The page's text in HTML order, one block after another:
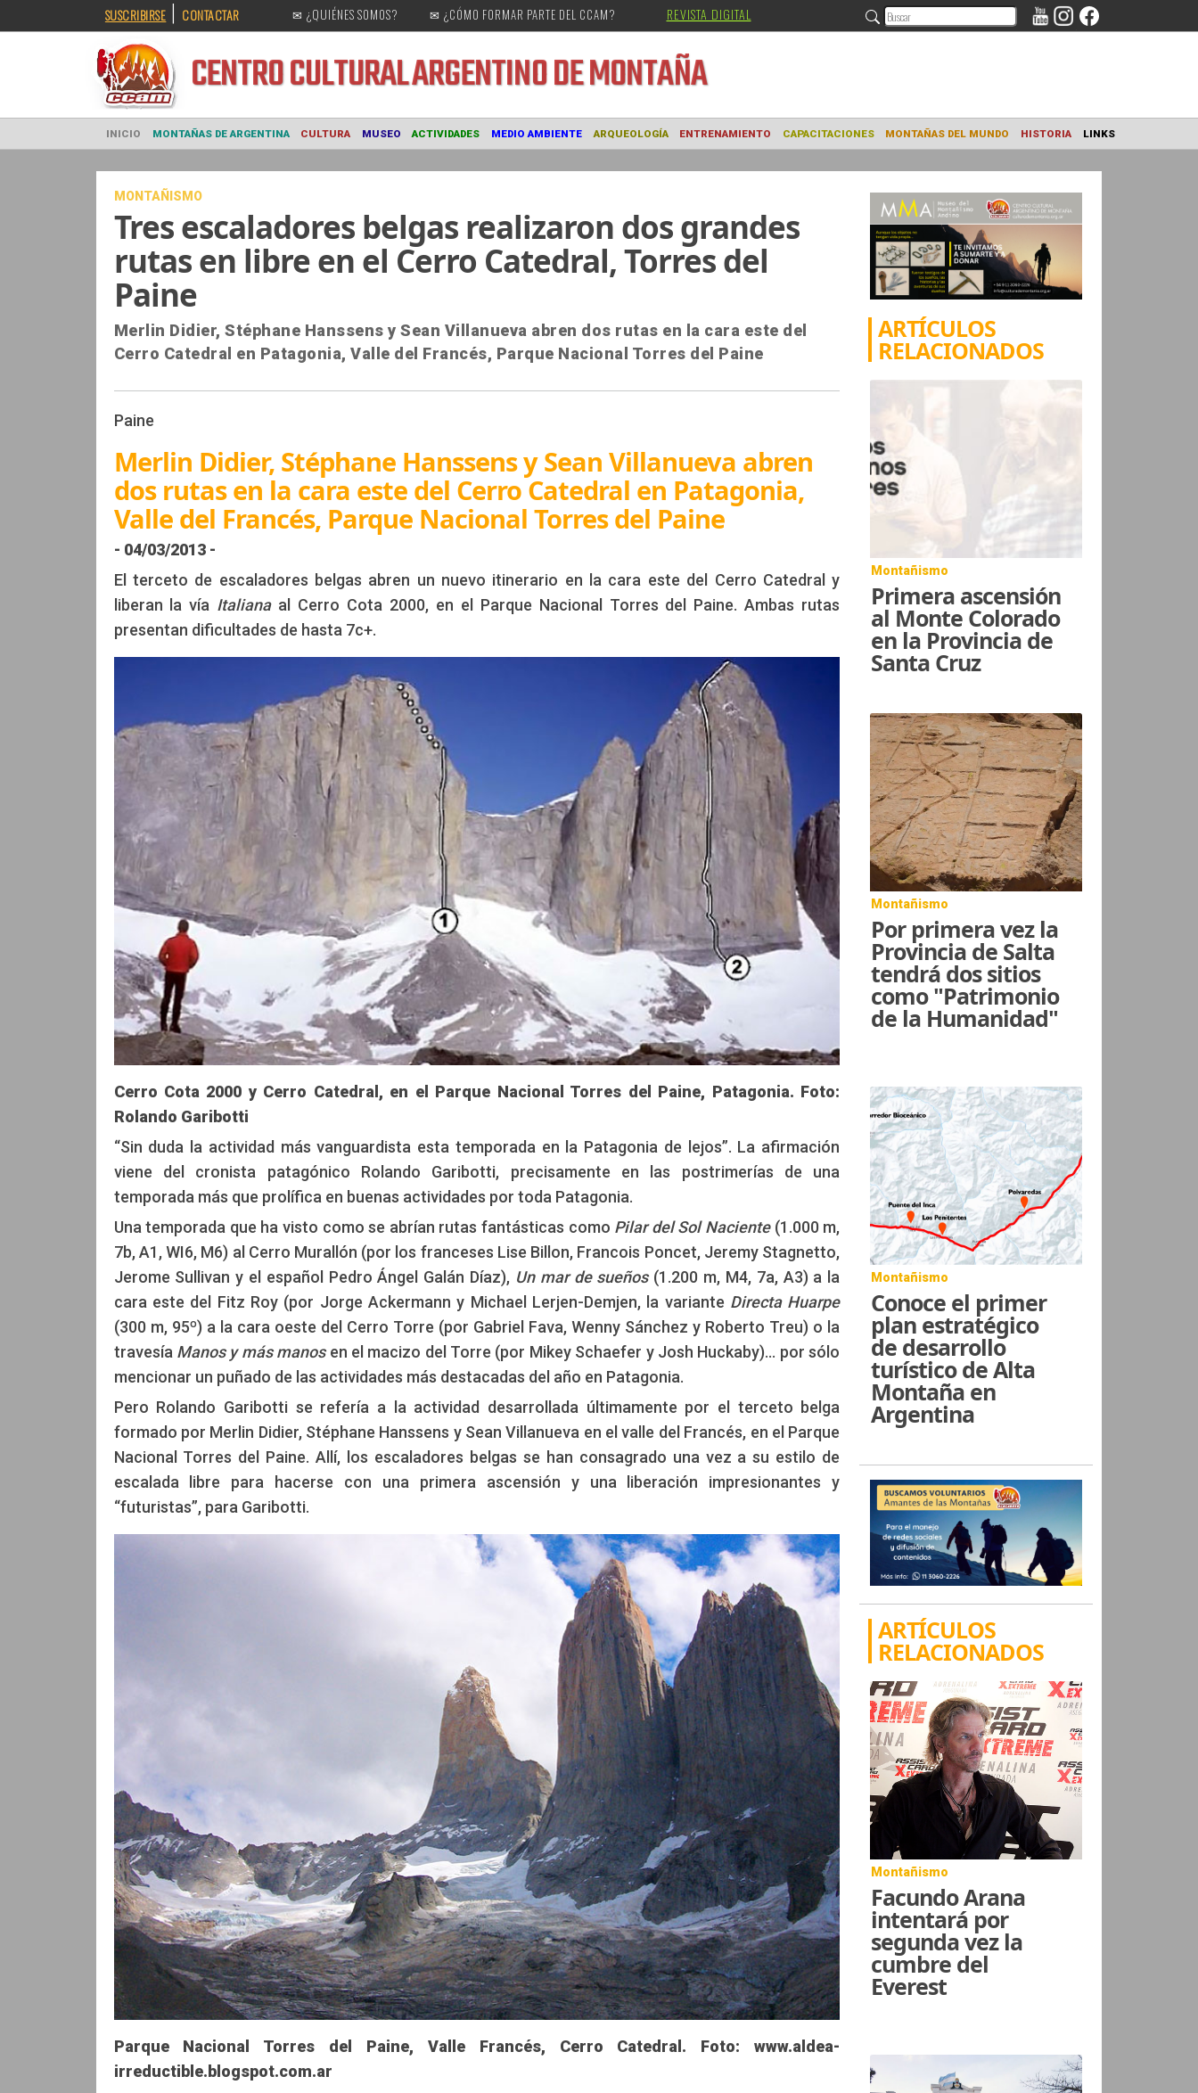
SUSCRIBIRSE | CONTACTAR ✉ ¿QUIÉNES SOMOS? ✉ ¿CÓMO FORMAR PARTE DEL CCAM? REVISTA DIGITAL
CENTRO CULTURALARGENTINO DE MONTAÑA
INICIO MONTAÑAS DE ARGENTINA CULTURA MUSEO ACTIVIDADES MEDIO AMBIENTE ARQUEOLOGÍA ENTRENAMIENTO CAPACITACIONES MONTAÑAS DEL MUNDO HISTORIA
MONTAÑISMO
Tres escaladores belgas realizaron dos grandes
rutas en libre en el Cerro Catedral, Torres del
Paine
Merlin Didier, Stéphane Hanssens y Sean Villanueva abren dos rutas en la cara este del
Cerro Catedral en Patagonia, Valle del Francés, Parque Nacional Torres del Paine
Paine
Merlin Didier, Stéphane Hanssens y Sean Villanueva abren
dos rutas en la cara este del Cerro Catedral en Patagonia,
Valle del Francés, Parque Nacional Torres del Paine
- 04/03/2013 -
El terceto de escaladores belgas abren un nuevo itinerario en la cara este del Cerro Catedral y
liberan la vía Italianaal Cerro Cota 2000, en el Parque Nacional Torres del Paine. Ambas rutas
presentan dificultades de hasta 7c+.
Cerro Cota 2000 y Cerro Catedral, en el Parque Nacional Torres del Paine, Patagonia. Foto:
Rolando Garibotti
“Sin duda la actividad más vanguardista esta temporada en la Patagonia de lejos”. La afirmación
viene del cronista patagónico Rolando Garibotti, precisamente en las postrimerías de una
temporada más que prolífica en buenas actividades por toda Patagonia.
Una temporada que ha visto como se abrían rutas fantásticas como Pilar del Sol Naciente(1.000 m,
7b, A1, WI6, M6) al Cerro Murallón (por los franceses Lise Billon, Francois Poncet, Jeremy Stagnetto,
Jerome Sullivan y el español Pedro Ángel Galán Díaz), Un mar de sueños(1.200 m, M4, 7a, A3) a la
cara este del Fitz Roy (por Jorge Ackermann y Michael Lerjen-Demjen, la variante Directa Huarpe
(300 m, 95º) a la cara oeste del Cerro Torre (por Gabriel Fava, Wenny Sánchez y Roberto Treu) o la
travesía Manos y más manosen el macizo del Torre (por Mikey Schaefer y Josh Huckaby)… por sólo
mencionar un puñado de las actividades más destacadas del año en Patagonia.
Pero Rolando Garibotti se refería a la actividad desarrollada últimamente por el terceto belga
formado por Merlin Didier, Stéphane Hanssens y Sean Villanueva en el valle del Francés, en el Parque
Nacional Torres del Paine. Allí, los escaladores belgas se han consagrado una vez a su estilo de
escalada libre para hacerse con una primera ascensión y una liberación impresionantes y
“futuristas”, para Garibotti.
Parque Nacional Torres del Paine, Valle Francés, Cerro Catedral. Foto: www.aldea-
irreductible.blogspot.com.ar
ARTÍCULOS
RELACIONADOS
Montañismo
Primera ascensión
al Monte Colorado
en la Provincia de
Santa Cruz
Montañismo
Por primera vez la
Provincia de Salta
tendrá dos sitios
como "Patrimonio
de la Humanidad"
Montañismo
Conoce el primer
plan estratégico
de desarrollo
turístico de Alta
Montaña en
Argentina
ARTÍCULOS
RELACIONADOS
Montañismo
Facundo Arana
intentará por
segunda vez la
cumbre del
Everest